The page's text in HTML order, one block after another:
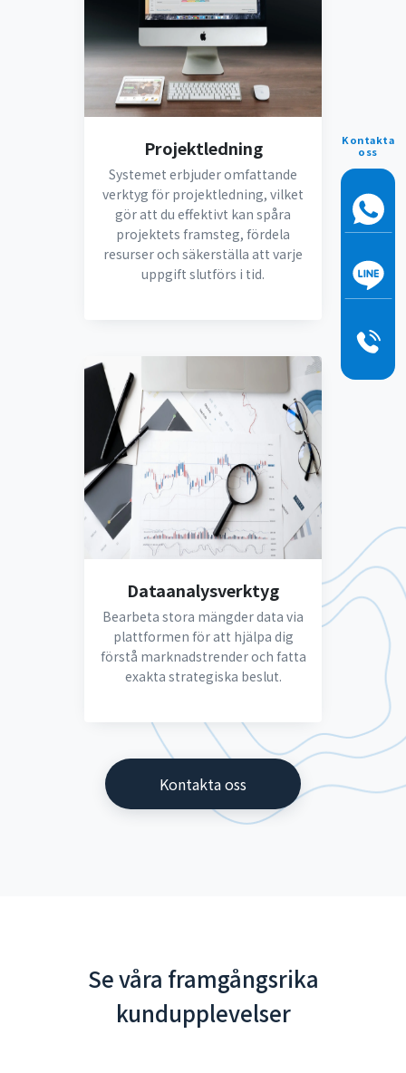
Projektledning
Systemet erbjuder omfattande
verktyg för projektledning, vilket
gör att du effektivt kan spåra
projektets framsteg, fördela
resurser och säkerställa att varje
uppgift slutförs i tid.
Dataanalysverktyg
Bearbeta stora mängder data via
plattformen för att hjälpa dig
förstå marknadstrender och fatta
exakta strategiska beslut.
Kontakta oss
Se våra framgångsrika
kundupplevelser
Kontakta
oss